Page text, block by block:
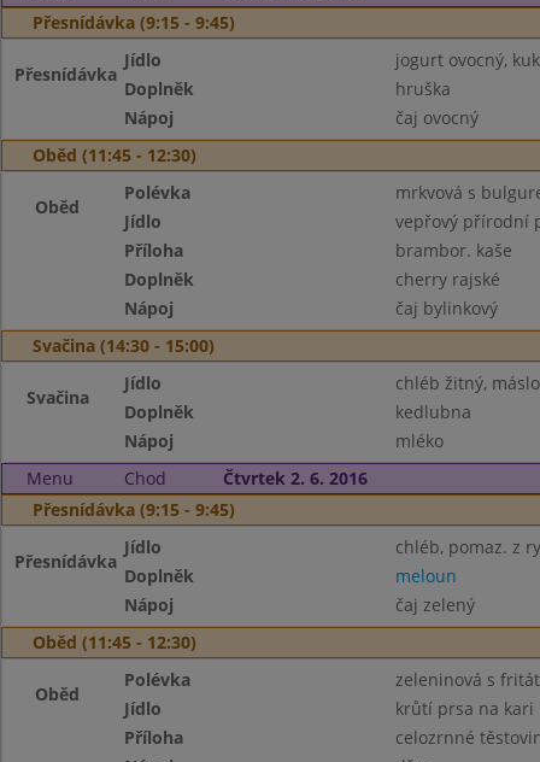
Přesnídávka (9:15 - 9:45)
Přesnídávka
Jídlo
jogurt ovocný,
Doplněk
hruška
Nápoj
čaj ovocný
Oběd (11:45 - 12:30)
Oběd
Polévka
mrkvová s
Jídlo
vepřový přírodní
Příloha
brambor. kaše
Doplněk
cherry rajské
Nápoj
čaj bylinkový
Svačina (14:30 - 15:00)
Svačina
Jídlo
chléb žitný, máslo
Doplněk
kedlubna
Nápoj
mléko
Menu
Chod
Čtvrtek 2. 6. 2016
Přesnídávka (9:15 - 9:45)
Přesnídávka
Jídlo
chléb, pomaz. z
Doplněk
meloun
Nápoj
čaj zelený
Oběd (11:45 - 12:30)
Oběd
Polévka
zeleninová s
Jídlo
krůtí prsa na kari
Příloha
celozrnné